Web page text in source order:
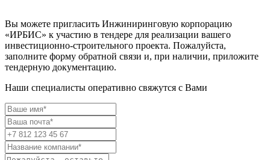
Вы можете пригласить Инжиниринговую корпорацию
«ИРБИС» к участию в тендере для реализации вашего
инвестиционно-строительного проекта. Пожалуйста,
заполните форму обратной связи и, при наличии, приложите
тендерную документацию.
Наши специалисты оперативно свяжутся с Вами